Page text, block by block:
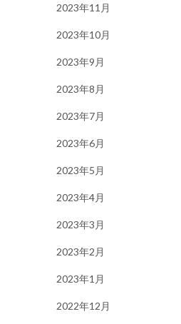
2023年11月
2023年10月
2023年9月
2023年8月
2023年7月
2023年6月
2023年5月
2023年4月
2023年3月
2023年2月
2023年1月
2022年12月